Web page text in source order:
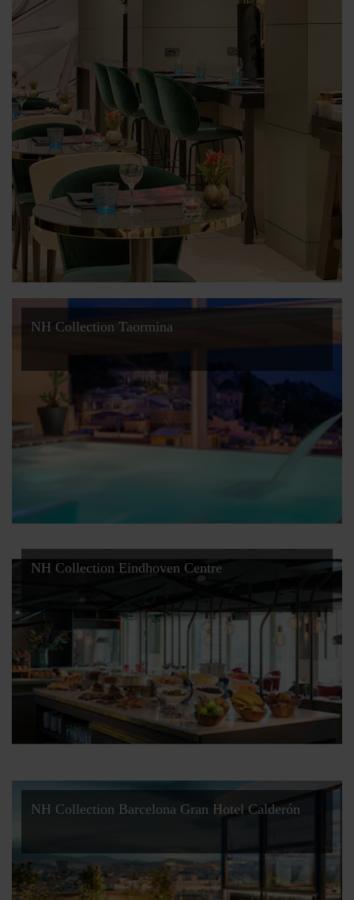
NH Collection Taormina
NH Collection Eindhoven Centre
NH Collection Barcelona Gran Hotel Calderón